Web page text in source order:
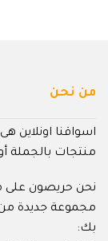
من نحن
اسواقنا
منتجات بالجملة
نحن حريصون على
مجموعة جديدة
بك: